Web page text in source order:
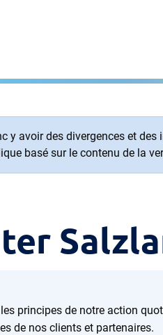
y avoir des divergences et
basé sur le contenu de la
principes de notre action
de nos clients et partenaires.